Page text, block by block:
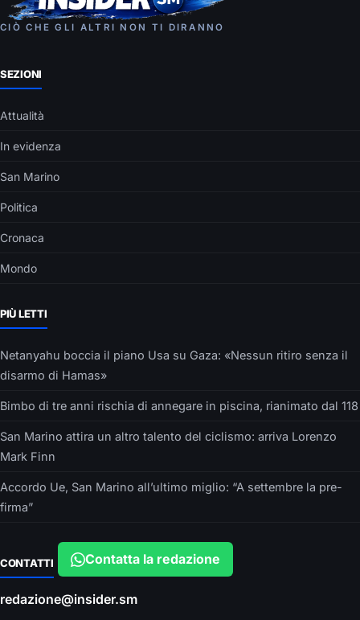
CIÒ CHE GLI ALTRI NON TI DIRANNO
SEZIONI
Attualità
In evidenza
San Marino
Politica
Cronaca
Mondo
PIÙ LETTI
Netanyahu boccia il piano Usa su Gaza: «Nessun ritiro senza il
disarmo di Hamas»
Bimbo di tre anni rischia di annegare in piscina, rianimato dal 118
San Marino attira un altro talento del ciclismo: arriva Lorenzo
Mark Finn
Accordo Ue, San Marino all’ultimo miglio: “A settembre la pre-
firma”
CONTATTI Contatta la redazione
redazione@insider.sm